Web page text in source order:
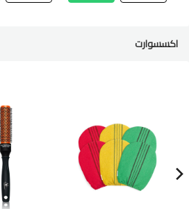
اكسسوارت